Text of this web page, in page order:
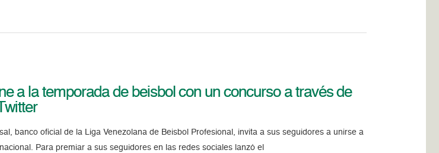
a la temporada de beisbol con un concurso a través de
banco oficial de la Liga Venezolana de Beisbol Profesional, invita a sus seguidores a unirse a
Para premiar a sus seguidores en las redes sociales lanzó el